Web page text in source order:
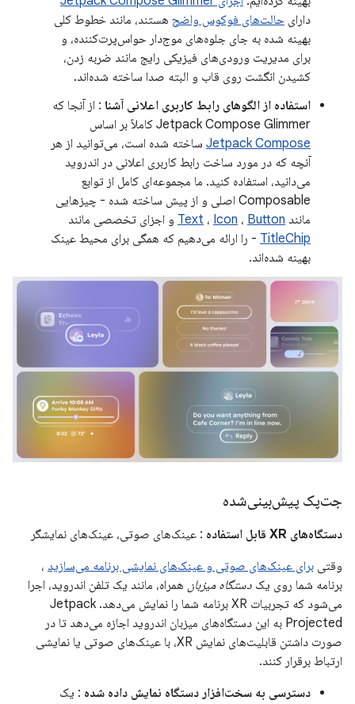
دارای حالت‌های فوکوس واضح هستند، مانند خطوط کلی
بهینه شده به جای جلوه‌های موج‌دار حواس‌پرت‌کننده، و
برای مدیریت ورودی‌های فیزیکی رایج مانند ضربه زدن،
کشیدن انگشت روی قاب و البته صدا ساخته شده‌اند.
استفاده از الگوهای رابط کاربری اعلانی آشنا : از آنجا که
Jetpack Compose Glimmer کاملاً بر اساس
Jetpack Compose ساخته شده است، می‌توانید از هر
آنچه که در مورد ساخت رابط کاربری اعلانی در اندروید
می‌دانید، استفاده کنید. ما مجموعه‌ای کامل از توابع
Composable اصلی و از پیش ساخته شده - چیزهایی
مانند
Text ، Icon ، Button
و اجزای تخصصی مانند
TitleChip - را ارائه می‌دهیم که همگی برای محیط عینک
بهینه شده‌اند.
جت‌پک پیش‌بینی‌شده
دستگاه‌های XR قابل استفاده
: عینک‌های صوتی، عینک‌های نمایشگر
وقتی برای عینک‌های صوتی و عینک‌های نمایشی برنامه می‌سازید ،
برنامه شما روی یک دستگاه میزبان همراه، مانند یک تلفن اندروید، اجرا
می‌شود که تجربیات XR برنامه شما را نمایش می‌دهد. Jetpack
Projected به این دستگاه‌های میزبان اندروید اجازه می‌دهد تا در
صورت داشتن قابلیت‌های نمایش XR، با عینک‌های صوتی یا نمایشی
ارتباط برقرار کنند.
دسترسی به سخت‌افزار دستگاه نمایش داده شده : یک